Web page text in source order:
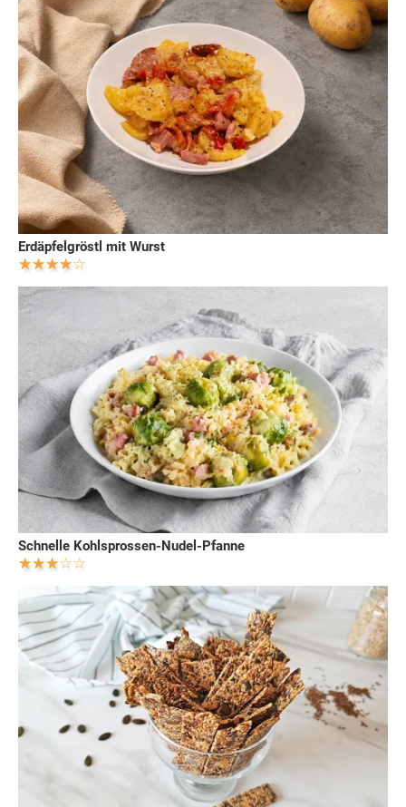
Erdäpfelgröstl mit Wurst
Schnelle Kohlsprossen-Nudel-Pfanne